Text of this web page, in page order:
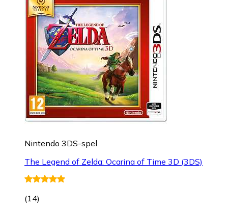
Nintendo 3DS-spel
The Legend of Zelda: Ocarina of Time 3D (3DS)
(14)